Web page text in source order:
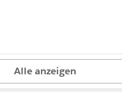
Alle anzeigen